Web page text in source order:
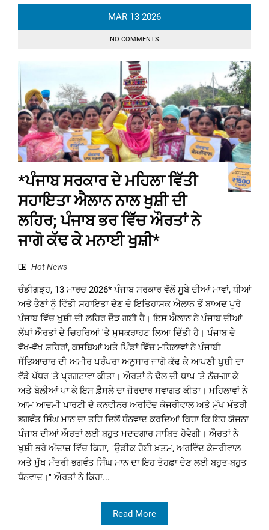
MAR 13 2026
NO COMMENTS
*ਪੰਜਾਬ ਸਰਕਾਰ ਦੇ ਮਹਿਲਾ ਵਿੱਤੀ
ਸਹਾਇਤਾ ਐਲਾਨ ਨਾਲ ਖੁਸ਼ੀ ਦੀ
ਲਹਿਰ; ਪੰਜਾਬ ਭਰ ਵਿੱਚ ਔਰਤਾਂ ਨੇ
ਜਾਗੋ ਕੱਢ ਕੇ ਮਨਾਈ ਖੁਸ਼ੀ*
Hot News
ਚੰਡੀਗੜ੍ਹ, 13 ਮਾਰਚ 2026* ਪੰਜਾਬ ਸਰਕਾਰ ਵੱਲੋਂ ਸੂਬੇ ਦੀਆਂ ਮਾਵਾਂ, ਧੀਆਂ
ਅਤੇ ਭੈਣਾਂ ਨੂੰ ਵਿੱਤੀ ਸਹਾਇਤਾ ਦੇਣ ਦੇ ਇਤਿਹਾਸਕ ਐਲਾਨ ਤੋਂ ਬਾਅਦ ਪੂਰੇ
ਪੰਜਾਬ ਵਿੱਚ ਖੁਸ਼ੀ ਦੀ ਲਹਿਰ ਦੌੜ ਗਈ ਹੈ। ਇਸ ਐਲਾਨ ਨੇ ਪੰਜਾਬ ਦੀਆਂ
ਲੱਖਾਂ ਔਰਤਾਂ ਦੇ ਚਿਹਰਿਆਂ 'ਤੇ ਮੁਸਕਰਾਹਟ ਲਿਆ ਦਿੱਤੀ ਹੈ। ਪੰਜਾਬ ਦੇ
ਵੱਖ-ਵੱਖ ਸ਼ਹਿਰਾਂ, ਕਸਬਿਆਂ ਅਤੇ ਪਿੰਡਾਂ ਵਿੱਚ ਮਹਿਲਾਵਾਂ ਨੇ ਪੰਜਾਬੀ
ਸੱਭਿਆਚਾਰ ਦੀ ਅਮੀਰ ਪਰੰਪਰਾ ਅਨੁਸਾਰ ਜਾਗੋ ਕੱਢ ਕੇ ਆਪਣੀ ਖੁਸ਼ੀ ਦਾ
ਵੱਡੇ ਪੱਧਰ 'ਤੇ ਪ੍ਰਗਟਾਵਾ ਕੀਤਾ। ਔਰਤਾਂ ਨੇ ਢੋਲ ਦੀ ਥਾਪ 'ਤੇ ਨੱਚ-ਗਾ ਕੇ
ਅਤੇ ਬੋਲੀਆਂ ਪਾ ਕੇ ਇਸ ਫ਼ੈਸਲੇ ਦਾ ਜ਼ੋਰਦਾਰ ਸਵਾਗਤ ਕੀਤਾ। ਮਹਿਲਾਵਾਂ ਨੇ
ਆਮ ਆਦਮੀ ਪਾਰਟੀ ਦੇ ਕਨਵੀਨਰ ਅਰਵਿੰਦ ਕੇਜਰੀਵਾਲ ਅਤੇ ਮੁੱਖ ਮੰਤਰੀ
ਭਗਵੰਤ ਸਿੰਘ ਮਾਨ ਦਾ ਤਹਿ ਦਿਲੋਂ ਧੰਨਵਾਦ ਕਰਦਿਆਂ ਕਿਹਾ ਕਿ ਇਹ ਯੋਜਨਾ
ਪੰਜਾਬ ਦੀਆਂ ਔਰਤਾਂ ਲਈ ਬਹੁਤ ਮਦਦਗਾਰ ਸਾਬਿਤ ਹੋਵੇਗੀ। ਔਰਤਾਂ ਨੇ
ਖੁਸ਼ੀ ਭਰੇ ਅੰਦਾਜ਼ ਵਿੱਚ ਕਿਹਾ, "ਉਡੀਕ ਹੋਈ ਖ਼ਤਮ, ਅਰਵਿੰਦ ਕੇਜਰੀਵਾਲ
ਅਤੇ ਮੁੱਖ ਮੰਤਰੀ ਭਗਵੰਤ ਸਿੰਘ ਮਾਨ ਦਾ ਇਹ ਤੋਹਫ਼ਾ ਦੇਣ ਲਈ ਬਹੁਤ-ਬਹੁਤ
ਧੰਨਵਾਦ।" ਔਰਤਾਂ ਨੇ ਕਿਹਾ...
Read More